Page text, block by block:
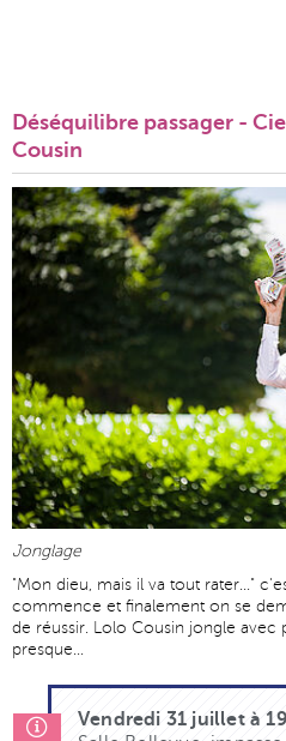
Déséquilibre passager -
Cousin
Jonglage
"Mon dieu, mais il va tout rater..."
commence et finalement on se
de réussir. Lolo Cousin jongle
presque...
Vendredi 31 juillet à